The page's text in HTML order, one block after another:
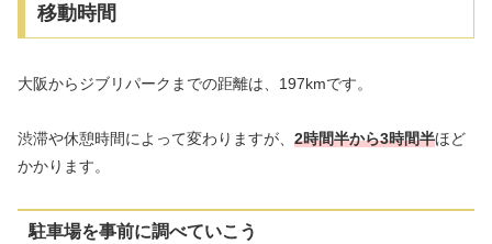
移動時間
大阪からジブリパークまでの距離は、197kmです。
渋滞や休憩時間によって変わりますが、 2時間半から3時間半ほど
かかります。
駐車場を事前に調べていこう